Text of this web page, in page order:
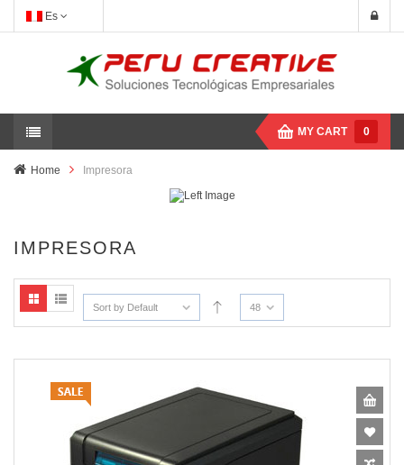
Es
MY CART 0
Home Impresora
IMPRESORA
Sort by Default 48